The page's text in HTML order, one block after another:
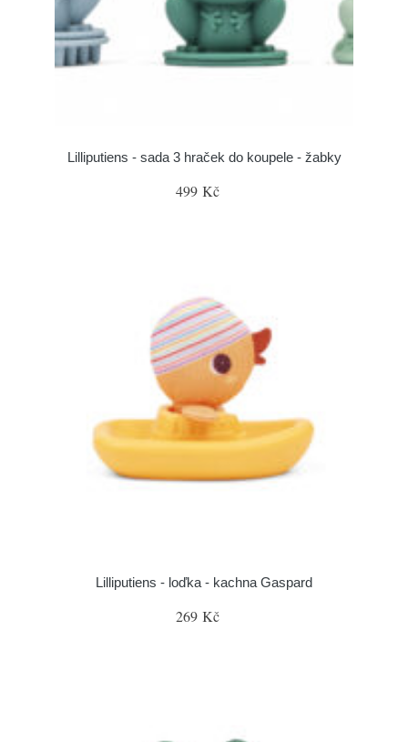
Lilliputiens - sada 3 hraček do koupele - žabky
499 Kč
Lilliputiens - loďka - kachna Gaspard
269 Kč